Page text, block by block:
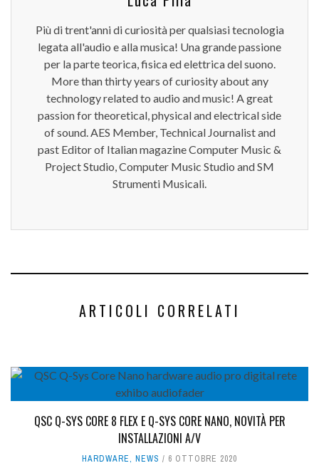
Più di trent'anni di curiosità per qualsiasi tecnologia
legata all'audio e alla musica! Una grande passione
per la parte teorica, fisica ed elettrica del suono.
More than thirty years of curiosity about any
technology related to audio and music! A great
passion for theoretical, physical and electrical side
of sound. AES Member, Technical Journalist and
past Editor of Italian magazine Computer Music &
Project Studio, Computer Music Studio and SM
Strumenti Musicali.
ARTICOLI CORRELATI
QSC Q-SYS CORE 8 FLEX E Q-SYS CORE NANO, NOVITÀ PER
INSTALLAZIONI A/V
HARDWARE, NEWS 6 OTTOBRE 2020